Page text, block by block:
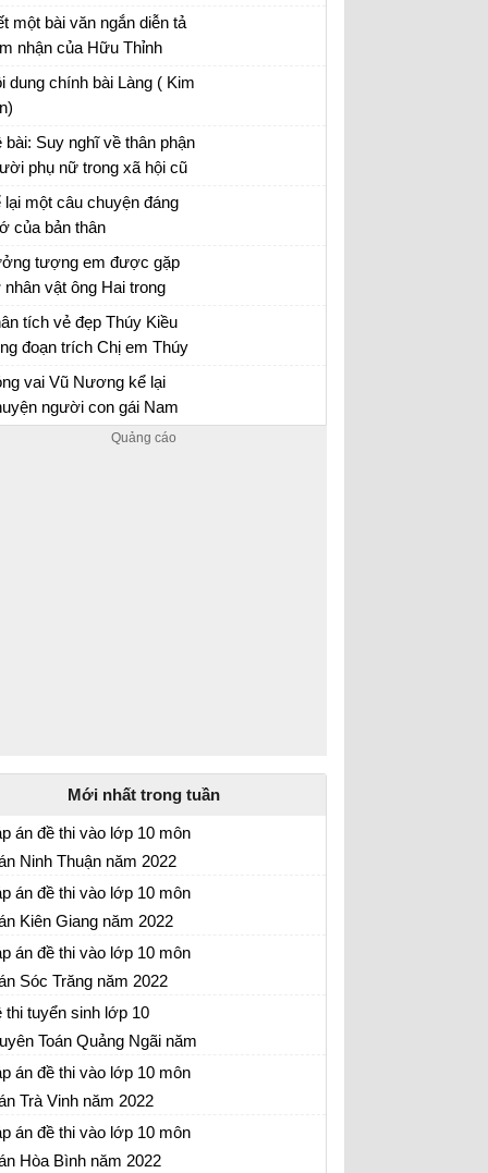
lập Quân đội nhân dân
Nam (22-12)...
một bài văn ngắn diễn tả
nhận của Hữu Thỉnh
sự biến chuyển của đất
lúc sang thu
nhận bài thơ Sang thu của Hữu Thỉnh
dung chính bài Làng ( Kim
bài: Suy nghĩ về thân phận
phụ nữ trong xã hội cũ
nhân vật Vũ Nương ở
người con gái Nam
lại một câu chuyện đáng
của bản thân
lại một câu chuyện đáng nhớ của bản thân
đó có sử dụng các yếu tố nghị luận và
tả nội tâm
tượng em được gặp
nhân vật ông Hai trong
ngắn "Làng" của nhà
Kim Lân và trò chuyện
ông về những ngày
đi tản cư
tượng gặp gỡ và trò chuyện với ông Hai
tích vẻ đẹp Thúy Kiều
đoạn trích Chị em Thúy
tích vẻ đẹp và tài hoa của Thúy Kiều
vai Vũ Nương kể lại
người con gái Nam
lại Chuyện người con gái Nam Xương bằng
Mới nhất trong tuần
án đề thi vào lớp 10 môn
Ninh Thuận năm 2022
thi môn Toán vào lớp 10 Ninh Thuận năm
án đề thi vào lớp 10 môn
Kiên Giang năm 2022
thi môn Toán vào lớp 10 Kiên Giang năm
án đề thi vào lớp 10 môn
Sóc Trăng năm 2022
thi môn Toán vào lớp 10 Sóc Trăng năm
thi tuyển sinh lớp 10
Toán Quảng Ngãi năm
thi tuyển sinh lớp 10 chuyên Toán Quảng
án đề thi vào lớp 10 môn
Trà Vinh năm 2022
thi môn Toán vào lớp 10 Trà Vinh năm 2022
án đề thi vào lớp 10 môn
Hòa Bình năm 2022